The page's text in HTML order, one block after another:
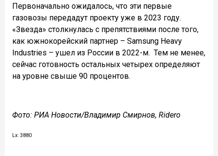
Первоначально ожидалось, что эти первые
газовозы передадут проекту уже в 2023 году.
«Звезда» столкнулась с препятствиями после того,
как южнокорейский партнер – Samsung Heavy
Industries – ушел из России в 2022-м. Тем не менее,
сейчас готовность остальных четырех определяют
на уровне свыше 90 процентов.
Фото: РИА Новости/Владимир Смирнов, Ridero
Lx: 3880